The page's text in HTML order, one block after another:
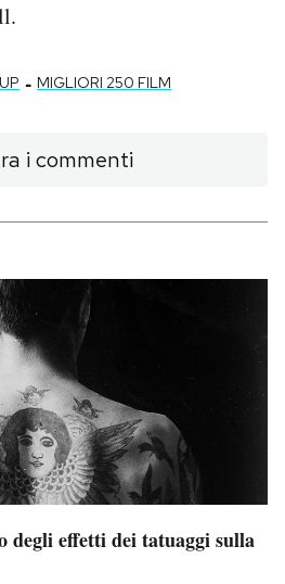
- MIGLIORI 250 FILM
i commenti
degli effetti dei tatuaggi sulla